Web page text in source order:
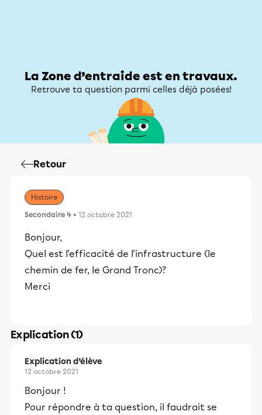
La Zone d’entraide est en travaux.
Retrouve ta question parmi celles déjà posées!
Retour
Histoire
Secondaire 4 • 12 octobre 2021
Bonjour,
Quel est l'efficacité de l'infrastructure (le
chemin de fer, le Grand Tronc)?
Merci
Explication (1)
Explication d’élève
12 octobre 2021
Bonjour !
Pour répondre à ta question, il faudrait se